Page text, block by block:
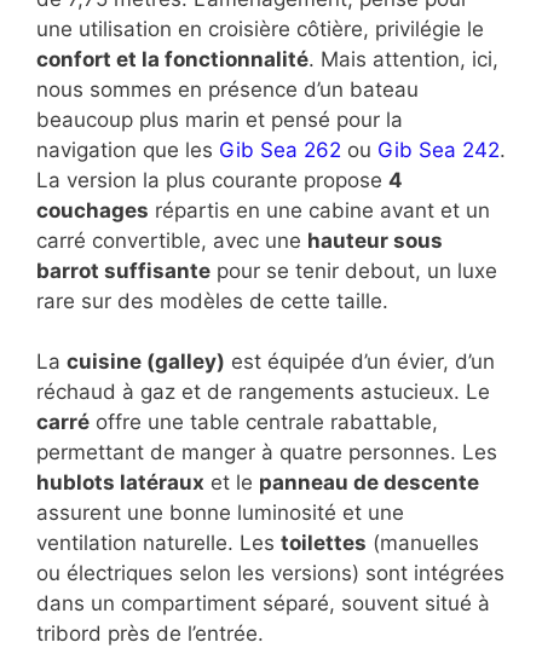
une utilisation en croisière côtière, privilégie le
confort et la fonctionnalité. Mais attention, ici,
nous sommes en présence d’un bateau
beaucoup plus marin et pensé pour la
navigation que les Gib Sea 262 ou Gib Sea 242.
La version la plus courante propose 4
couchages répartis en une cabine avant et un
carré convertible, avec une hauteur sous
barrot suffisante pour se tenir debout, un luxe
rare sur des modèles de cette taille.
La cuisine (galley) est équipée d’un évier, d’un
réchaud à gaz et de rangements astucieux. Le
carré offre une table centrale rabattable,
permettant de manger à quatre personnes. Les
hublots latéraux et le panneau de descente
assurent une bonne luminosité et une
ventilation naturelle. Les toilettes (manuelles
ou électriques selon les versions) sont intégrées
dans un compartiment séparé, souvent situé à
tribord près de l’entrée.